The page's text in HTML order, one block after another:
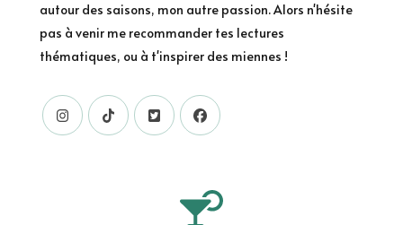
autour des saisons, mon autre passion. Alors n'hésite
pas à venir me recommander tes lectures
thématiques, ou à t'inspirer des miennes !